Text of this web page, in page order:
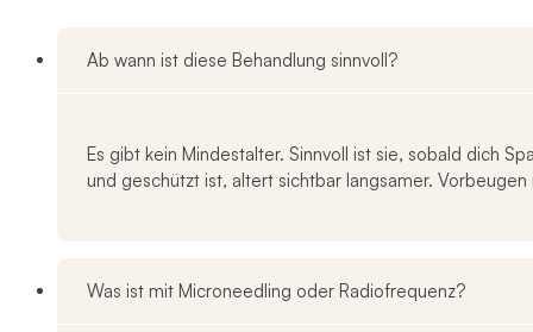
Ab wann ist diese Behandlung sinnvoll?
Es gibt kein Mindestalter. Sinnvoll ist sie, sobald dich
und geschützt ist, altert sichtbar langsamer.
Was ist mit Microneedling oder Radiofrequenz?